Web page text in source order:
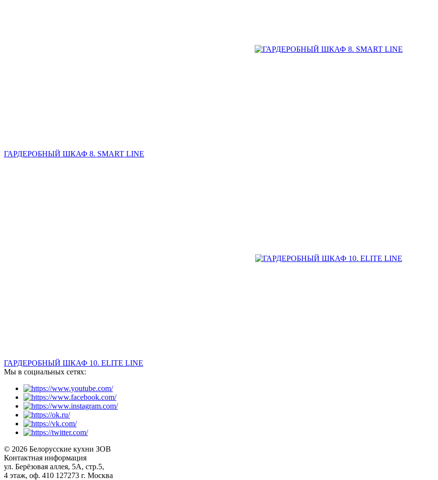
ГАРДЕРОБНЫЙ ШКАФ 8. SMART LINE
ГАРДЕРОБНЫЙ ШКАФ 10. ELITE LINE
Мы в социальных сетях:
© 2026 Белорусские кухни ЗОВ
Контактная информация
ул. Берёзовая аллея, 5А, стр.5,
4 этаж, оф. 410 127273 г. Москва